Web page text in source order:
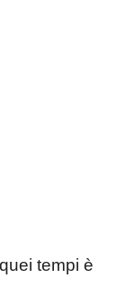
tempi è